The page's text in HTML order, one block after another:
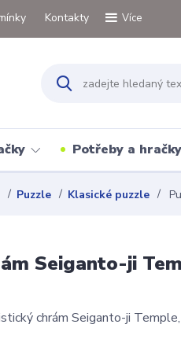
Kontakty Více
Potřeby a
Puzzle Klasické puzzle
Seiganto-ji